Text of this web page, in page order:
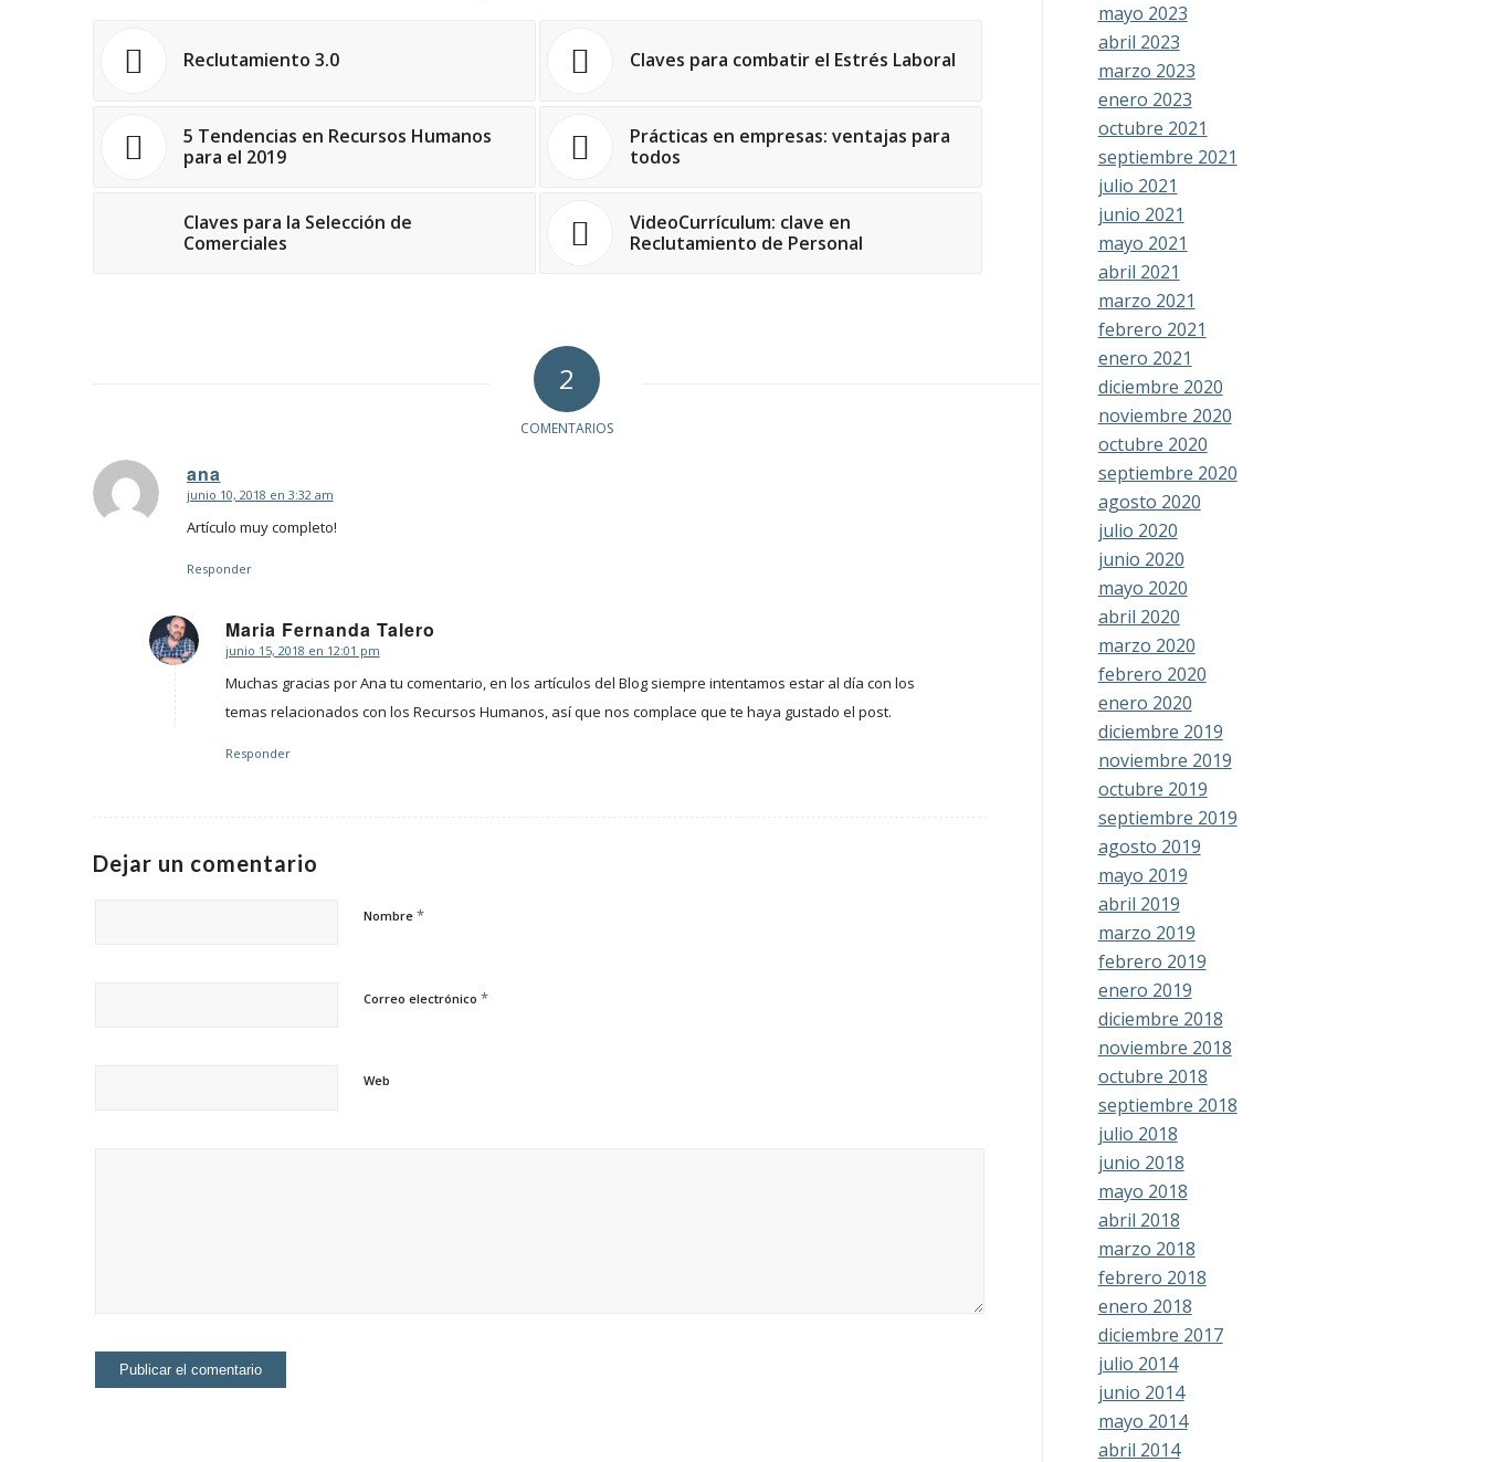
Reclutamiento 3.0 Claves para combatir el Estrés Laboral
5 Tendencias en Recursos Humanos
para el 2019
Prácticas en empresas: ventajas para
todos
Claves para la Selección de
Comerciales
VideoCurrículum: clave en
Reclutamiento de Personal
2
COMENTARIOS
ana
Dice:
junio 10, 2018 en 3:32 am
Artículo muy completo!
Responder
Maria Fernanda Talero
Dice:
junio 15, 2018 en 12:01 pm
Muchas gracias por Ana tu comentario, en los artículos del Blog siempre intentamos estar al día con los
temas relacionados con los Recursos Humanos, así que nos complace que te haya gustado el post.
Responder
Dejar un comentario
Nombre *
Correo electrónico *
Web
mayo 2023
abril 2023
marzo 2023
enero 2023
octubre 2021
septiembre 2021
julio 2021
junio 2021
mayo 2021
abril 2021
marzo 2021
febrero 2021
enero 2021
diciembre 2020
noviembre 2020
octubre 2020
septiembre 2020
agosto 2020
julio 2020
junio 2020
mayo 2020
abril 2020
marzo 2020
febrero 2020
enero 2020
diciembre 2019
noviembre 2019
octubre 2019
septiembre 2019
agosto 2019
mayo 2019
abril 2019
marzo 2019
febrero 2019
enero 2019
diciembre 2018
noviembre 2018
octubre 2018
septiembre 2018
julio 2018
junio 2018
mayo 2018
abril 2018
marzo 2018
febrero 2018
enero 2018
diciembre 2017
julio 2014
junio 2014
mayo 2014
abril 2014